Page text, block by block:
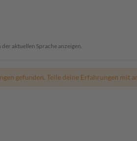
aktuellen Sprache anzeigen.
gefunden. Teile deine Erfahrungen mit